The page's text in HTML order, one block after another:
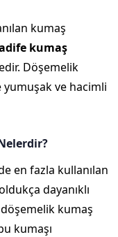
kumaş
kumaş
Döşemelik
ve hacimli
en fazla kullanılan
dayanıklı
kumaş
kumaşı